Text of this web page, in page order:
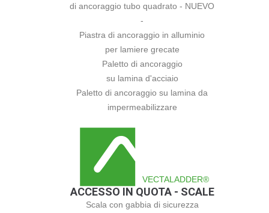
di ancoraggio tubo quadrato - NUEVO
-
Piastra di ancoraggio in alluminio
per lamiere grecate
Paletto di ancoraggio
su lamina d'acciaio
Paletto di ancoraggio su lamina da
impermeabilizzare
VECTALADDER®
ACCESSO IN QUOTA - SCALE
Scala con gabbia di sicurezza